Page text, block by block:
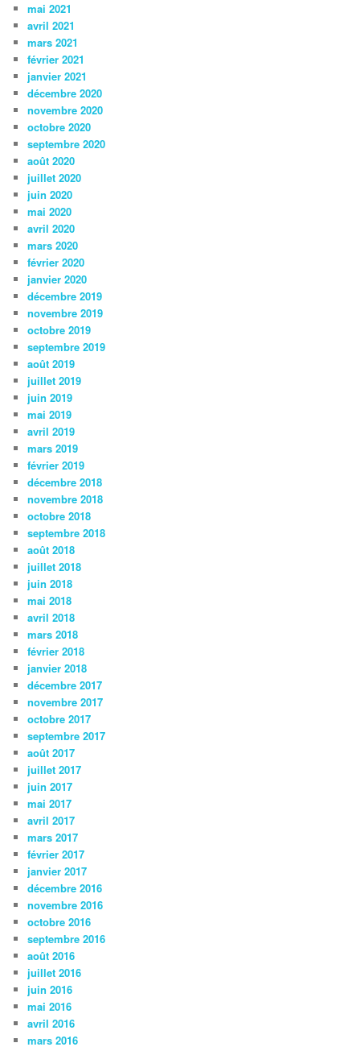
mai 2021
avril 2021
mars 2021
février 2021
janvier 2021
décembre 2020
novembre 2020
octobre 2020
septembre 2020
août 2020
juillet 2020
juin 2020
mai 2020
avril 2020
mars 2020
février 2020
janvier 2020
décembre 2019
novembre 2019
octobre 2019
septembre 2019
août 2019
juillet 2019
juin 2019
mai 2019
avril 2019
mars 2019
février 2019
décembre 2018
novembre 2018
octobre 2018
septembre 2018
août 2018
juillet 2018
juin 2018
mai 2018
avril 2018
mars 2018
février 2018
janvier 2018
décembre 2017
novembre 2017
octobre 2017
septembre 2017
août 2017
juillet 2017
juin 2017
mai 2017
avril 2017
mars 2017
février 2017
janvier 2017
décembre 2016
novembre 2016
octobre 2016
septembre 2016
août 2016
juillet 2016
juin 2016
mai 2016
avril 2016
mars 2016